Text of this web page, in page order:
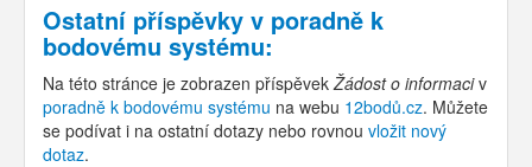
Ostatní příspěvky v poradně k
bodovému systému:
Na této stránce je zobrazen příspěvek Žádost o informaciv
poradně k bodovému systému na webu 12bodů.cz. Můžete
se podívat i na ostatní dotazy nebo rovnou vložit nový
dotaz.